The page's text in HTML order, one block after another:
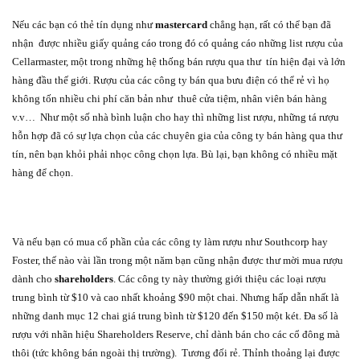
Nếu các bạn có thẻ tín dụng nhưmastercard chẳng hạn, rất có thể bạn đã
nhận được nhiều giấy quảng cáo trong đó có quảng cáo những list rượu của
Cellarmaster, một trong những hệ thống bán rượu qua thư tín hiện đại và lớn
hàng đầu thế giới. Rượu của các công ty bán qua bưu điện có thể rẻ vì họ
không tốn nhiều chi phí căn bản như thuê cửa tiệm, nhân viên bán hàng
v.v… Như một số nhà bình luận cho hay thì những list rượu, những tá rượu
hỗn hợp đã có sự lựa chọn của các chuyên gia của công ty bán hàng qua thư
tín, nên bạn khỏi phải nhọc công chọn lựa. Bù lại, bạn không có nhiều mặt
hàng để chọn.
Và nếu bạn có mua cổ phần của các công ty làm rượu như Southcorp hay
Foster, thế nào vài lần trong một năm bạn cũng nhận được thư mời mua rượu
dành cho shareholders. Các công ty này thường giới thiệu các loại rượu
trung bình từ $10 và cao nhất khoảng $90 một chai. Nhưng hấp dẫn nhất là
những danh mục 12 chai giá trung bình từ $120 đến $150 một két. Đa số là
rượu với nhãn hiệu Shareholders Reserve, chỉ dành bán cho các cổ đông mà
thôi (tức không bán ngoài thị trường). Tương đối rẻ. Thỉnh thoảng lại được